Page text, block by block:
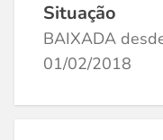
Situação
BAIXADA
01/02/2018